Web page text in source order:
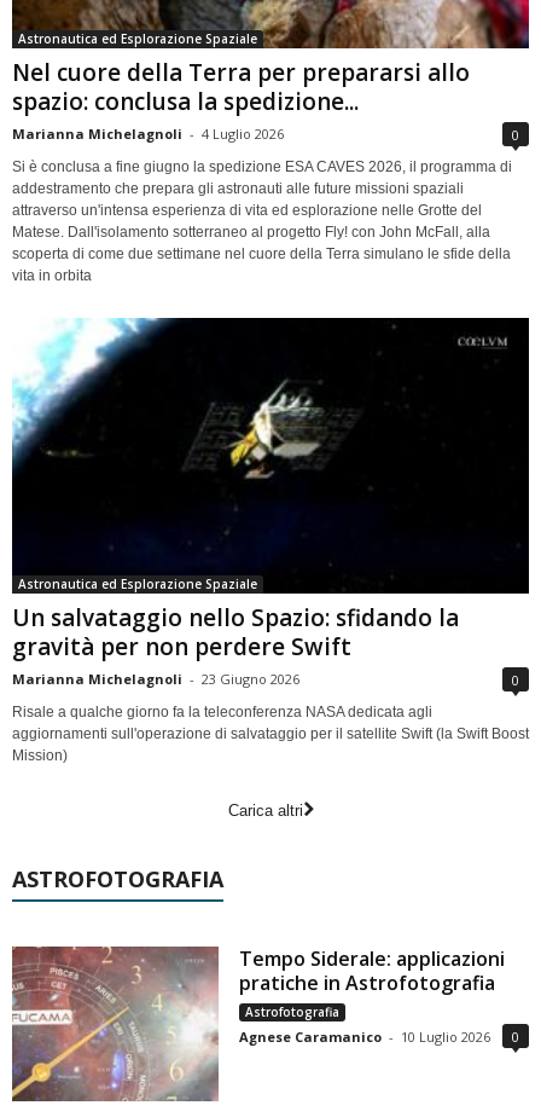
Astronautica ed Esplorazione Spaziale
Nel cuore della Terra per prepararsi allo
spazio: conclusa la spedizione...
Marianna Michelagnoli - 4 Luglio 2026 0
Si è conclusa a fine giugno la spedizione ESA CAVES 2026, il programma di
addestramento che prepara gli astronauti alle future missioni spaziali
attraverso un'intensa esperienza di vita ed esplorazione nelle Grotte del
Matese. Dall'isolamento sotterraneo al progetto Fly! con John McFall, alla
scoperta di come due settimane nel cuore della Terra simulano le sfide della
vita in orbita
Astronautica ed Esplorazione Spaziale
Un salvataggio nello Spazio: sfidando la
gravità per non perdere Swift
Marianna Michelagnoli - 23 Giugno 2026 0
Risale a qualche giorno fa la teleconferenza NASA dedicata agli
aggiornamenti sull'operazione di salvataggio per il satellite Swift (la Swift Boost
Mission)
Carica altri
ASTROFOTOGRAFIA
Tempo Siderale: applicazioni
pratiche in Astrofotografia
Astrofotografia
Agnese Caramanico - 10 Luglio 2026 0